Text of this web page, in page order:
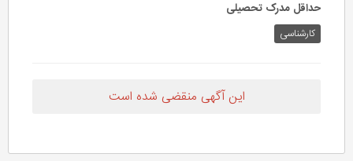
حداقل مدرک تحصیلی
کارشناسی
این آگهی منقضی شده است